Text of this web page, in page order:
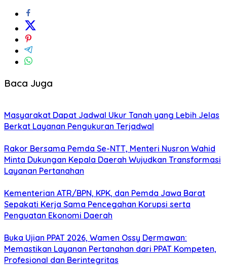
Baca Juga
Masyarakat Dapat Jadwal Ukur Tanah yang Lebih Jelas
Berkat Layanan Pengukuran Terjadwal
Rakor Bersama Pemda Se-NTT, Menteri Nusron Wahid
Minta Dukungan Kepala Daerah Wujudkan Transformasi
Layanan Pertanahan
Kementerian ATR/BPN, KPK, dan Pemda Jawa Barat
Sepakati Kerja Sama Pencegahan Korupsi serta
Penguatan Ekonomi Daerah
Buka Ujian PPAT 2026, Wamen Ossy Dermawan:
Memastikan Layanan Pertanahan dari PPAT Kompeten,
Profesional dan Berintegritas